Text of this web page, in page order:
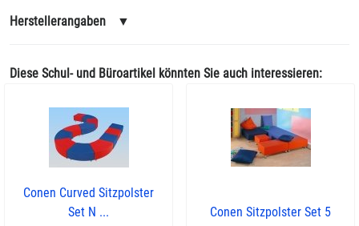
Herstellerangaben ▼
Diese Schul- und Büroartikel könnten Sie auch interessieren:
Conen Curved Sitzpolster
Set N ...
Conen Sitzpolster Set 5